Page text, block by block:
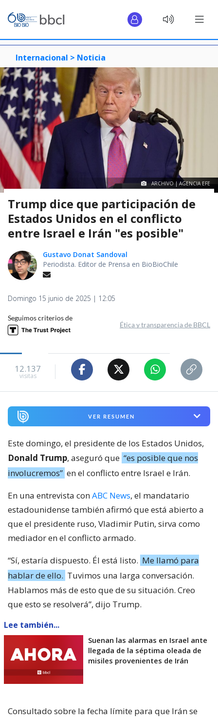
Internacional > Noticia
ARCHIVO | AGENCIA EFE
Trump dice que participación de
Estados Unidos en el conflicto
entre Israel e Irán "es posible"
Gustavo Donat Sandoval
Periodista. Editor de Prensa en BioBioChile
Domingo 15 junio de 2025 | 12:05
Seguimos criterios de
Ética y transparencia de BBCL
12.137
visitas
VER RESUMEN
Este domingo, el presidente de los Estados Unidos,
Donald Trump, aseguró que “es posible que nos
involucremos” en el conflicto entre Israel e Irán.
En una entrevista conABC News, el mandatario
estadounidense también afirmó que está abierto a
que el presidente ruso, Vladimir Putin, sirva como
mediador en el conflicto armado.
“Sí, estaría dispuesto. Él está listo. Me llamó para
hablar de ello. Tuvimos una larga conversación.
Hablamos más de esto que de su situación. Creo
que esto se resolverá”, dijo Trump.
Lee también...
Suenan las alarmas en Israel ante
llegada de la séptima oleada de
misiles provenientes de Irán
Consultado sobre la fecha límite para que Irán se